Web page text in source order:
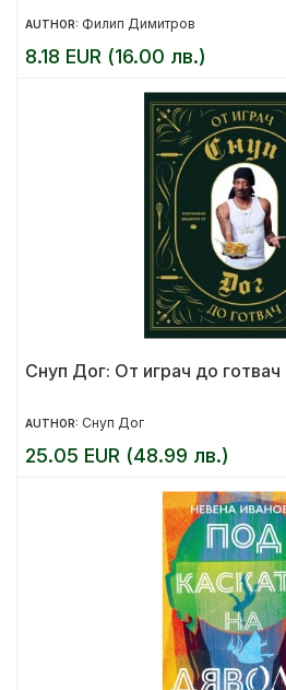
AUTHOR: Филип Димитров
8.18 EUR (16.00 лв.)
Снуп Дог: От играч до готвач
AUTHOR: Снуп Дог
25.05 EUR (48.99 лв.)